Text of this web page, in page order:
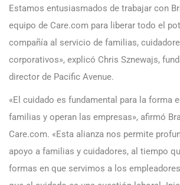
Estamos entusiasmados de trabajar con
equipo de Care.com para liberar todo el
compañía al servicio de familias,
corporativos», explicó Chris Sznewajs,
director de Pacific Avenue.
«El cuidado es fundamental para la forma
familias y operan las empresas», afirmó
Care.com. «Esta alianza nos permite
apoyo a familias y cuidadores, al tiempo
formas en que servimos a los